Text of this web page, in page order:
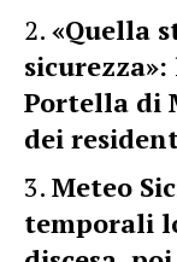
«Quella
Portella di
dei
Meteo
temporali